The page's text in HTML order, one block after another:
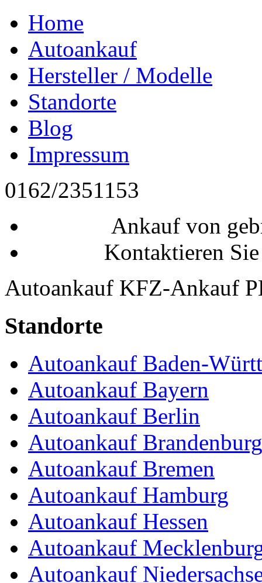
Home
Autoankauf
Hersteller / Modelle
Standorte
Blog
Impressum
0162/2351153
Ankauf von
Kontaktieren
Autoankauf KFZ-Ankauf
Standorte
Autoankauf Baden-
Autoankauf Bayern
Autoankauf Berlin
Autoankauf Brandenburg
Autoankauf Bremen
Autoankauf Hamburg
Autoankauf Hessen
Autoankauf
Autoankauf